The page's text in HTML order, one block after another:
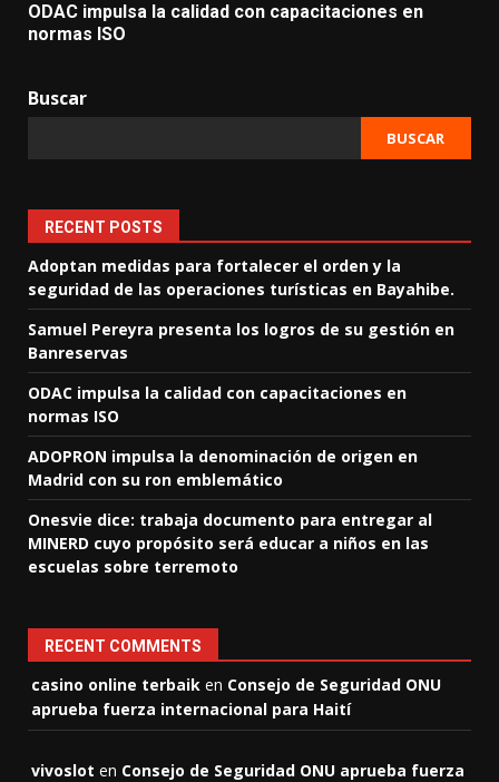
ODAC impulsa la calidad con capacitaciones en
normas ISO
Buscar
BUSCAR
RECENT POSTS
Adoptan medidas para fortalecer el orden y la
seguridad de las operaciones turísticas en Bayahibe.
Samuel Pereyra presenta los logros de su gestión en
Banreservas
ODAC impulsa la calidad con capacitaciones en
normas ISO
ADOPRON impulsa la denominación de origen en
Madrid con su ron emblemático
Onesvie dice: trabaja documento para entregar al
MINERD cuyo propósito será educar a niños en las
escuelas sobre terremoto
RECENT COMMENTS
casino online terbaik en Consejo de Seguridad ONU
aprueba fuerza internacional para Haití
vivoslot en Consejo de Seguridad ONU aprueba fuerza